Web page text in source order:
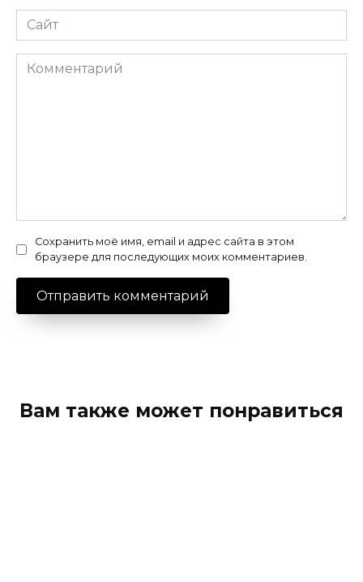
Сайт
Комментарий
Сохранить моё имя, email и адрес сайта в этом
браузере для последующих моих комментариев.
Вам также может понравиться